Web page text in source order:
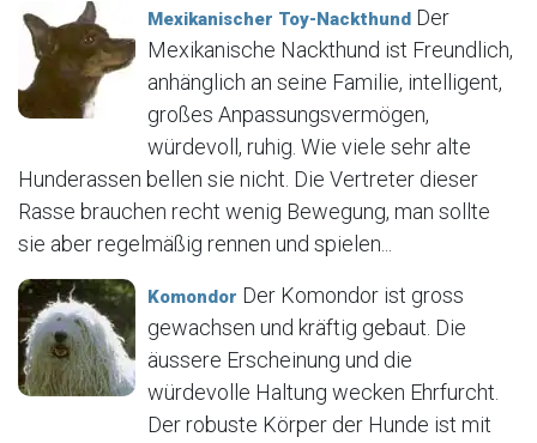
Mexikanischer Toy-Nackthund Der
Mexikanische Nackthund ist Freundlich,
anhänglich an seine Familie, intelligent,
großes Anpassungsvermögen,
würdevoll, ruhig. Wie viele sehr alte
Hunderassen bellen sie nicht. Die Vertreter dieser
Rasse brauchen recht wenig Bewegung, man sollte
sie aber regelmäßig rennen und spielen...
Komondor Der Komondor ist gross
gewachsen und kräftig gebaut. Die
äussere Erscheinung und die
würdevolle Haltung wecken Ehrfurcht.
Der robuste Körper der Hunde ist mit